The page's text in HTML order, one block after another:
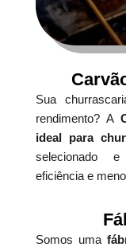
Sua
rendimento? A
ideal para
selecionado e
eficiência e
Somos uma